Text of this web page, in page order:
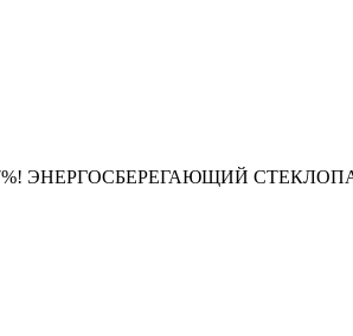
ЭНЕРГОСБЕРЕГАЮЩИЙ